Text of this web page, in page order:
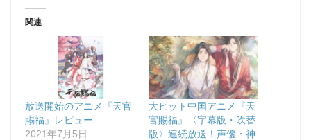
関連
放送開始のアニメ『天官
賜福』レビュー
2021年7月5日
大ヒット中国アニメ『天
官賜福』〈字幕版・吹替
版〉連続放送！声優・神